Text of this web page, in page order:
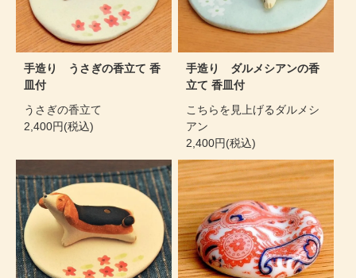
手造り うさぎの香立て 香
皿付
うさぎの香立て
2,400円(税込)
手造り ダルメシアンの香
立て 香皿付
こちらを見上げるダルメシ
アン
2,400円(税込)